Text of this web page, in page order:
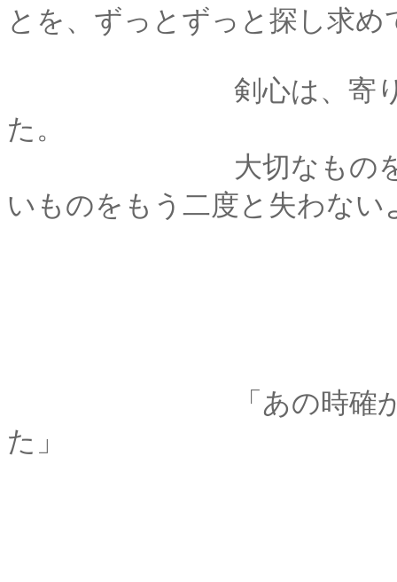
とを、ずっとずっと探し求
剣心は、寄り添って
た。
大切なものを庇うよ
いものをもう二度と失わない
「あの時確かに････
た」